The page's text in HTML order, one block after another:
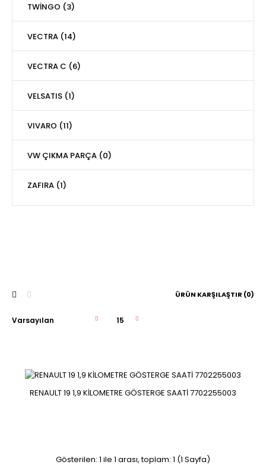
TWİNGO (3)
VECTRA (14)
VECTRA C (6)
VELSATIS (1)
VIVARO (11)
VW ÇIKMA PARÇA (0)
ZAFIRA (1)
ÜRÜN KARŞILAŞTIR (0)
RENAULT 19 1,9 KİLOMETRE GÖSTERGE SAATİ 7702255003
RENAULT 19 1,9 KİLOMETRE GÖSTERGE SAATİ 7702255003..
RENAULT 19 1,9 KİLOMETRE GÖSTERGE SAATİ 7702255003
Gösterilen: 1 ile 1 arası, toplam: 1 (1 Sayfa)